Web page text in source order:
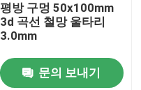
평방 구멍 50x100mm
3d 곡선 철망 울타리
3.0mm
문의 보내기